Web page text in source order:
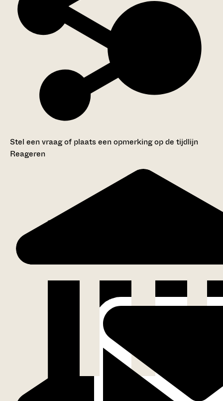
Stel een vraag of plaats een opmerking op de tijdlijn
Reageren